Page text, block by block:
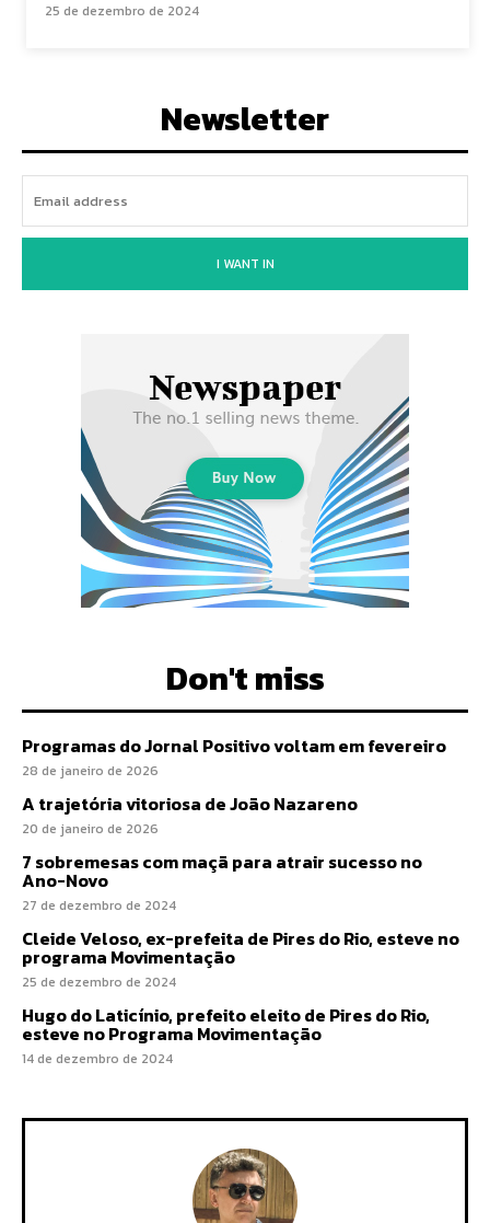
25 de dezembro de 2024
Newsletter
I WANT IN
Don't miss
Programas do Jornal Positivo voltam em fevereiro
28 de janeiro de 2026
A trajetória vitoriosa de João Nazareno
20 de janeiro de 2026
7 sobremesas com maçã para atrair sucesso no
Ano-Novo
27 de dezembro de 2024
Cleide Veloso, ex-prefeita de Pires do Rio, esteve no
programa Movimentação
25 de dezembro de 2024
Hugo do Laticínio, prefeito eleito de Pires do Rio,
esteve no Programa Movimentação
14 de dezembro de 2024